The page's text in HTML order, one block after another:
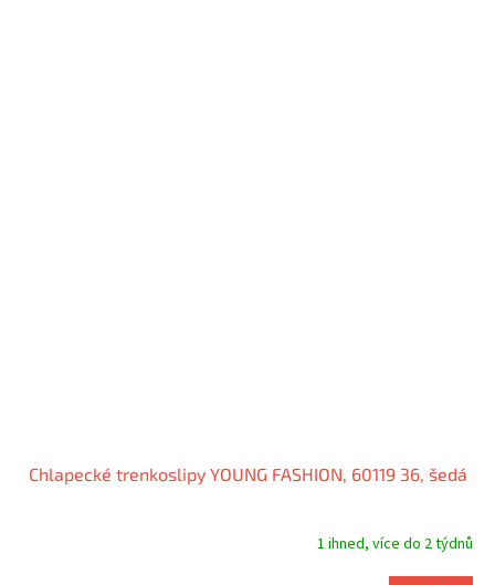
Chlapecké trenkoslipy YOUNG FASHION, 60119 36, šedá
1 ihned, více do 2 týdnů